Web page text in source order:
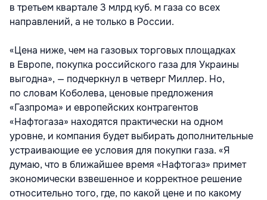
в третьем квартале 3 млрд куб. м газа со всех
направлений, а не только в России.
«Цена ниже, чем на газовых торговых площадках
в Европе, покупка российского газа для Украины
выгодна», — подчеркнул в четверг Миллер. Но,
по словам Коболева, ценовые предложения
«Газпрома» и европейских контрагентов
«Нафтогаза» находятся практически на одном
уровне, и компания будет выбирать дополнительные
устраивающие ее условия для покупки газа. «Я
думаю, что в ближайшее время «Нафтогаз» примет
экономически взвешенное и корректное решение
относительно того, где, по какой цене и по какому